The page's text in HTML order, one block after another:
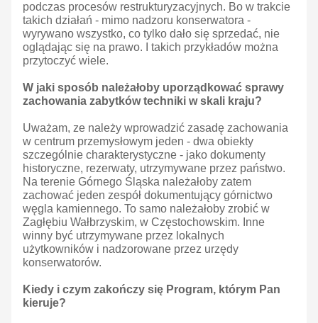
podczas procesów restrukturyzacyjnych. Bo w trakcie
takich działań - mimo nadzoru konserwatora -
wyrywano wszystko, co tylko dało się sprzedać, nie
oglądając się na prawo. I takich przykładów można
przytoczyć wiele.
W jaki sposób należałoby uporządkować sprawy
zachowania zabytków techniki w skali kraju?
Uważam, ze należy wprowadzić zasadę zachowania
w centrum przemysłowym jeden - dwa obiekty
szczególnie charakterystyczne - jako dokumenty
historyczne, rezerwaty, utrzymywane przez państwo.
Na terenie Górnego Śląska należałoby zatem
zachować jeden zespół dokumentujący górnictwo
węgla kamiennego. To samo należałoby zrobić w
Zagłębiu Wałbrzyskim, w Częstochowskim. Inne
winny być utrzymywane przez lokalnych
użytkowników i nadzorowane przez urzędy
konserwatorów.
Kiedy i czym zakończy się Program, którym Pan
kieruje?